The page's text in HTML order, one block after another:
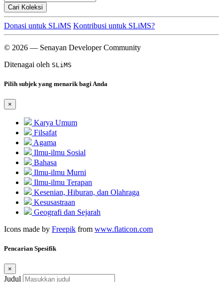
Cari Koleksi
Donasi untuk SLiMS Kontribusi untuk SLiMS?
© 2026 — Senayan Developer Community
Ditenagai oleh SLiMS
Pilih subjek yang menarik bagi Anda
×
Karya Umum
Filsafat
Agama
Ilmu-ilmu Sosial
Bahasa
Ilmu-ilmu Murni
Ilmu-ilmu Terapan
Kesenian, Hiburan, dan Olahraga
Kesusastraan
Geografi dan Sejarah
Icons made by Freepik from www.flaticon.com
Pencarian Spesifik
×
Judul